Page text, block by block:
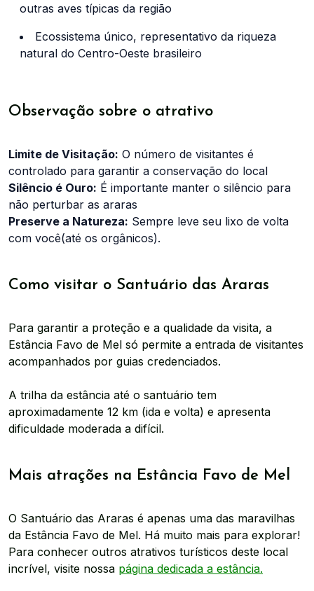
outras aves típicas da região
Ecossistema único, representativo da riqueza
natural do Centro-Oeste brasileiro
Observação sobre o atrativo
Limite de Visitação: O número de visitantes é
controlado para garantir a conservação do local
Silêncio é Ouro: É importante manter o silêncio para
não perturbar as araras
Preserve a Natureza: Sempre leve seu lixo de volta
com você(até os orgânicos).
Como visitar o Santuário das Araras
Para garantir a proteção e a qualidade da visita, a
Estância Favo de Mel só permite a entrada de visitantes
acompanhados por guias credenciados.
A trilha da estância até o santuário tem
aproximadamente 12 km (ida e volta) e apresenta
dificuldade moderada a difícil.
Mais atrações na Estância Favo de Mel
O Santuário das Araras é apenas uma das maravilhas
da Estância Favo de Mel. Há muito mais para explorar!
Para conhecer outros atrativos turísticos deste local
incrível, visite nossa página dedicada a estância.